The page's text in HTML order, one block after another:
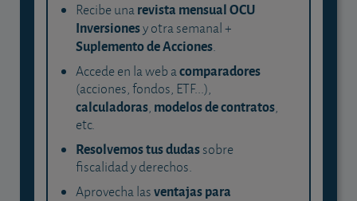
Recibe unarevista mensual OCU
Inversionesy otra semanal +
Suplemento de Acciones.
Accede en la web acomparadores
(acciones, fondos, ETF...),
calculadoras, modelos de contratos,
etc.
Resolvemos tus dudassobre
fiscalidad y derechos.
Aprovecha lasventajas para